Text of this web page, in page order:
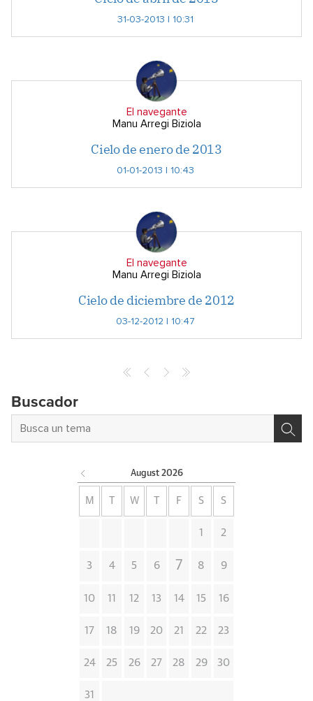
31-03-2013 | 10:31
El navegante
Manu Arregi Biziola
Cielo de enero de 2013
01-01-2013 | 10:43
El navegante
Manu Arregi Biziola
Cielo de diciembre de 2012
03-12-2012 | 10:47
Buscador
August 2026
M W F S S
1 2
3 4 5 6 7 8 9
10 11 12 13 14 15 16
17 18 19 20 21 22 23
24 25 26 27 28 29 30
31